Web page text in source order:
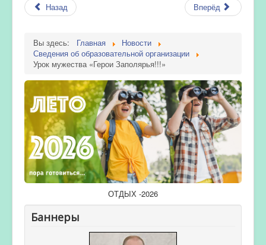
Назад Вперёд
Вы здесь: Главная
Новости
Сведения об образовательной организации
Урок мужества «Герои Заполярья!!!»
ОТДЫХ -2026
Баннеры